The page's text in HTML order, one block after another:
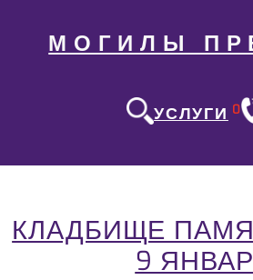
МОГИЛЫ
УСЛУГИ 0
КЛАДБИЩЕ
9